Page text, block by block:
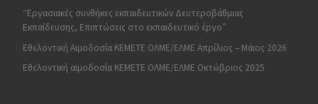
“Εργασιακές συνθήκες εκπαιδευτικών Δευτεροβάθμιας
Εκπαίδευσης, Επιπτώσεις στο εκπαιδευτικό έργο”
Εθελοντική Αιμοδοσία ΚΕΜΕΤΕ ΟΛΜΕ/ΕΛΜΕ Απρίλιος – Μάιος 2026
Εθελοντική αιμοδοσία ΚΕΜΕΤΕ ΟΛΜΕ/ΕΛΜΕ Οκτώβριος 2025